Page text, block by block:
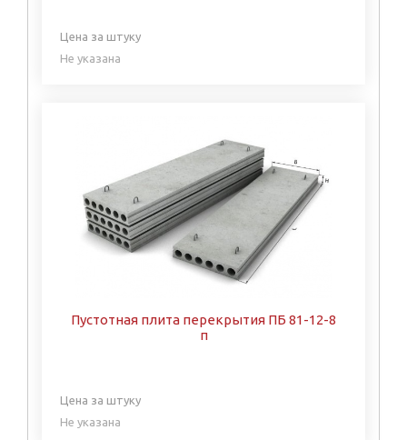
Цена за штуку
Не указана
Пустотная плита перекрытия ПБ 81-12-8
п
Цена за штуку
Не указана